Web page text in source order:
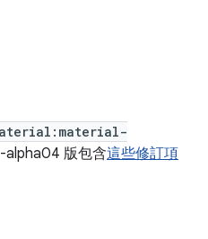
alpha04 版包含這些修訂項